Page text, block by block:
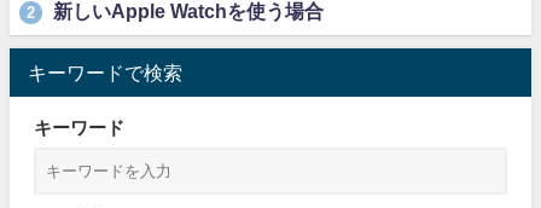
2 新しいApple Watchを使う場合
キーワードで検索
キーワード